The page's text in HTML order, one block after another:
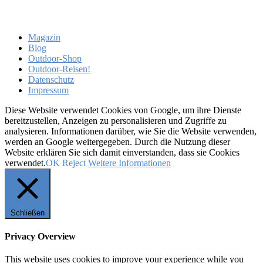
Magazin
Blog
Outdoor-Shop
Outdoor-Reisen!
Datenschutz
Impressum
Diese Website verwendet Cookies von Google, um ihre Dienste
bereitzustellen, Anzeigen zu personalisieren und Zugriffe zu
analysieren. Informationen darüber, wie Sie die Website verwenden,
werden an Google weitergegeben. Durch die Nutzung dieser
Website erklären Sie sich damit einverstanden, dass sie Cookies
verwendet.OK Reject Weitere Informationen
Schließen
Privacy Overview
This website uses cookies to improve your experience while you